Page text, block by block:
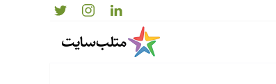
دانلود رایگان کدها و برنامه های آماده اعتبارسنجی متقابل یا Cross-Validation در